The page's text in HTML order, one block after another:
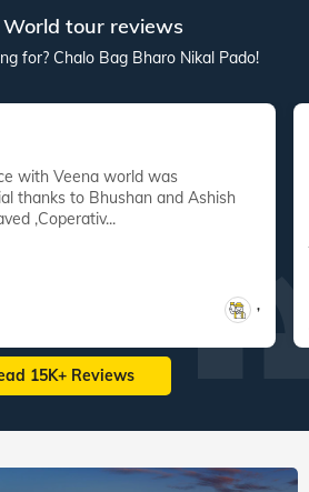
tour reviews
for? Chalo Bag Bharo Nikal Pado!
thanks to Bhushan and Ashish
,Coperativ...
,
15K+ Reviews